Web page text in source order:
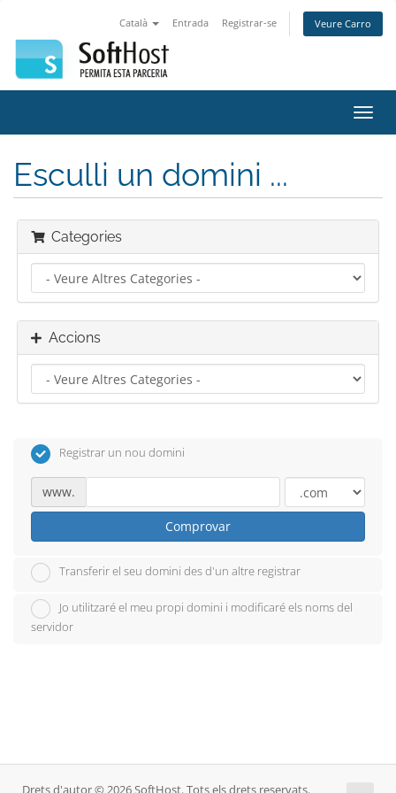
Català Entrada Registrar-se Veure Carro
la
Esculli un domini ...
Categories
Accions
Registrar un nou domini
www.
Comprovar
Transferir el seu domini des d'un altre registrar
Jo utilitzaré el meu propi domini i modificaré els noms del
servidor
Drets d'autor © 2026 SoftHost. Tots els drets reservats.